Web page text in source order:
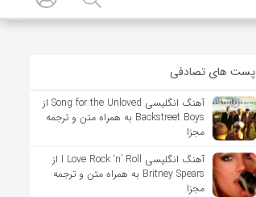
پست های تصادفی
آهنگ انگلیسی Song for the Unloved از
Backstreet Boys به همراه متن و ترجمه
مجزا
آهنگ انگلیسی I Love Rock ‘n’ Roll از
Britney Spears به همراه متن و ترجمه
مجزا